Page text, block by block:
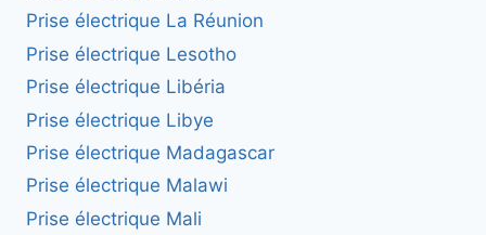
Prise électrique La Réunion
Prise électrique Lesotho
Prise électrique Libéria
Prise électrique Libye
Prise électrique Madagascar
Prise électrique Malawi
Prise électrique Mali